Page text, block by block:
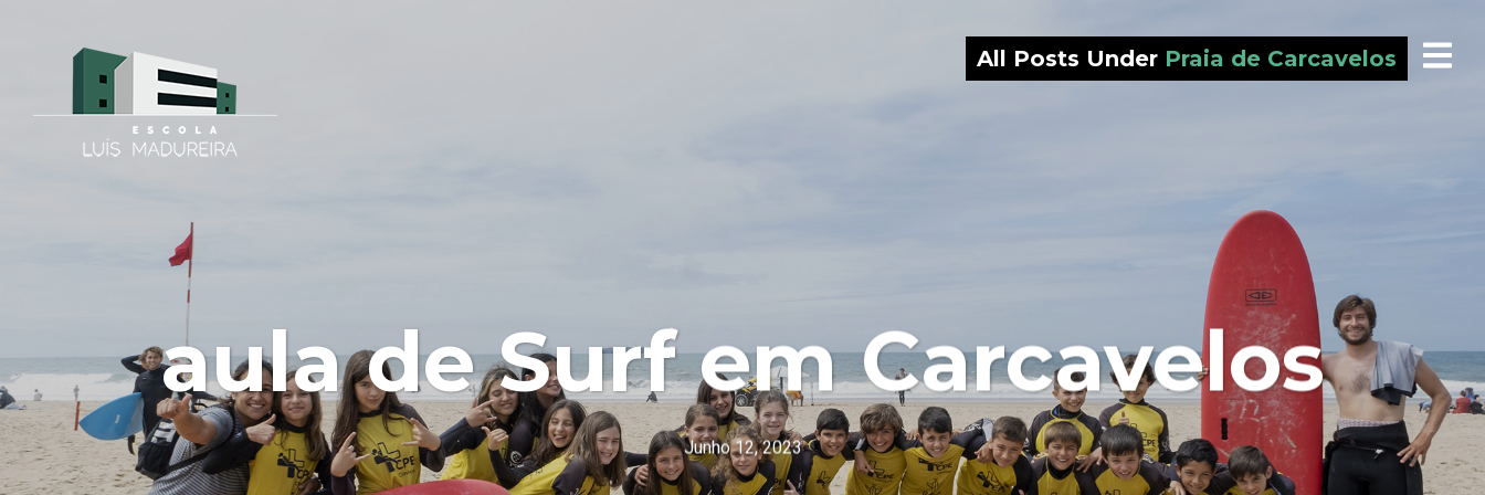
All Posts Under Praia de Carcavelos
aula de Surf em Carcavelos
Junho 12, 2023